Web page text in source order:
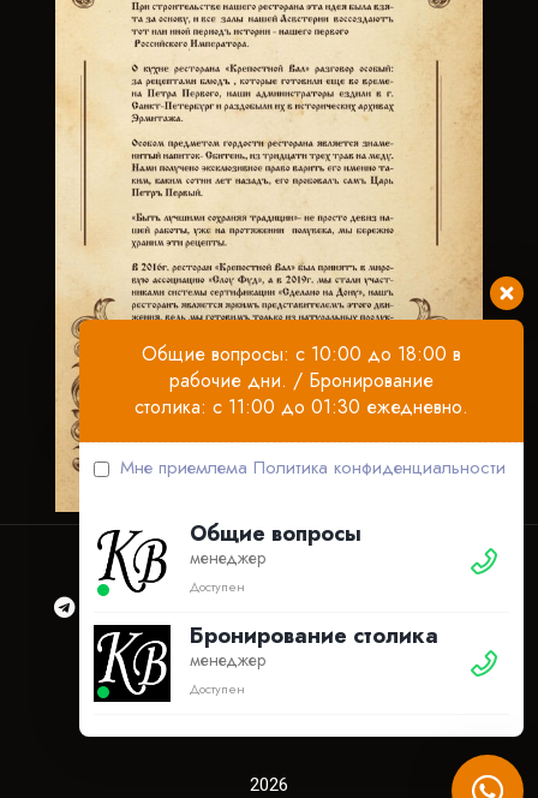
Ресторан Бронирование
2026
Общие вопросы: с 10:00 до 18:00 в
рабочие дни. / Бронирование
столика: с 11:00 до 01:30 ежедневно.
Мне приемлема Политика конфиденциальности
Общие вопросы
менеджер
Доступен
Бронирование столика
менеджер
Доступен